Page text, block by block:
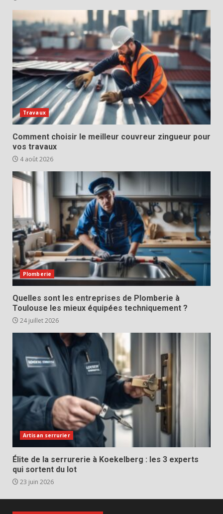
Travaux
Comment choisir le meilleur couvreur zingueur pour
vos travaux
4 août 2026
Plomberie
Quelles sont les entreprises de Plomberie à
Toulouse les mieux équipées techniquement ?
24 juillet 2026
Artisan serrurier
Élite de la serrurerie à Koekelberg : les 3 experts
qui sortent du lot
23 juin 2026